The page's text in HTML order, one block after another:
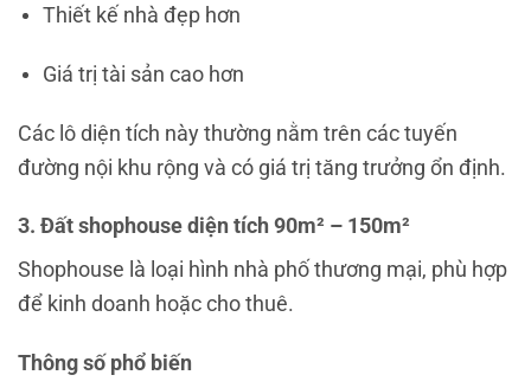
Thiết kế nhà đẹp hơn
Giá trị tài sản cao hơn
Các lô diện tích này thường nằm trên các tuyến
đường nội khu rộng và có giá trị tăng trưởng ổn định.
3. Đất shophouse diện tích 90m² – 150m²
Shophouse là loại hình nhà phố thương mại, phù hợp
để kinh doanh hoặc cho thuê.
Thông số phổ biến